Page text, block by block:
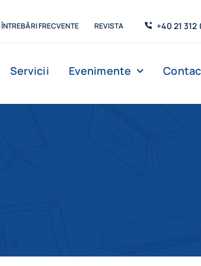
ÎNTREBĂRI FRECVENTE REVISTA +40 21 312
Servicii Evenimente